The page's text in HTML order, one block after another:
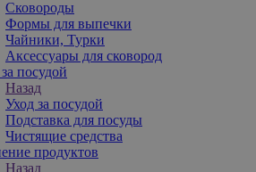
Сковороды
Формы для выпечки
Чайники, Турки
Аксессуары для сковород
посудой
Назад
Уход за посудой
Подставка для посуды
Чистящие средства
продуктов
Назад